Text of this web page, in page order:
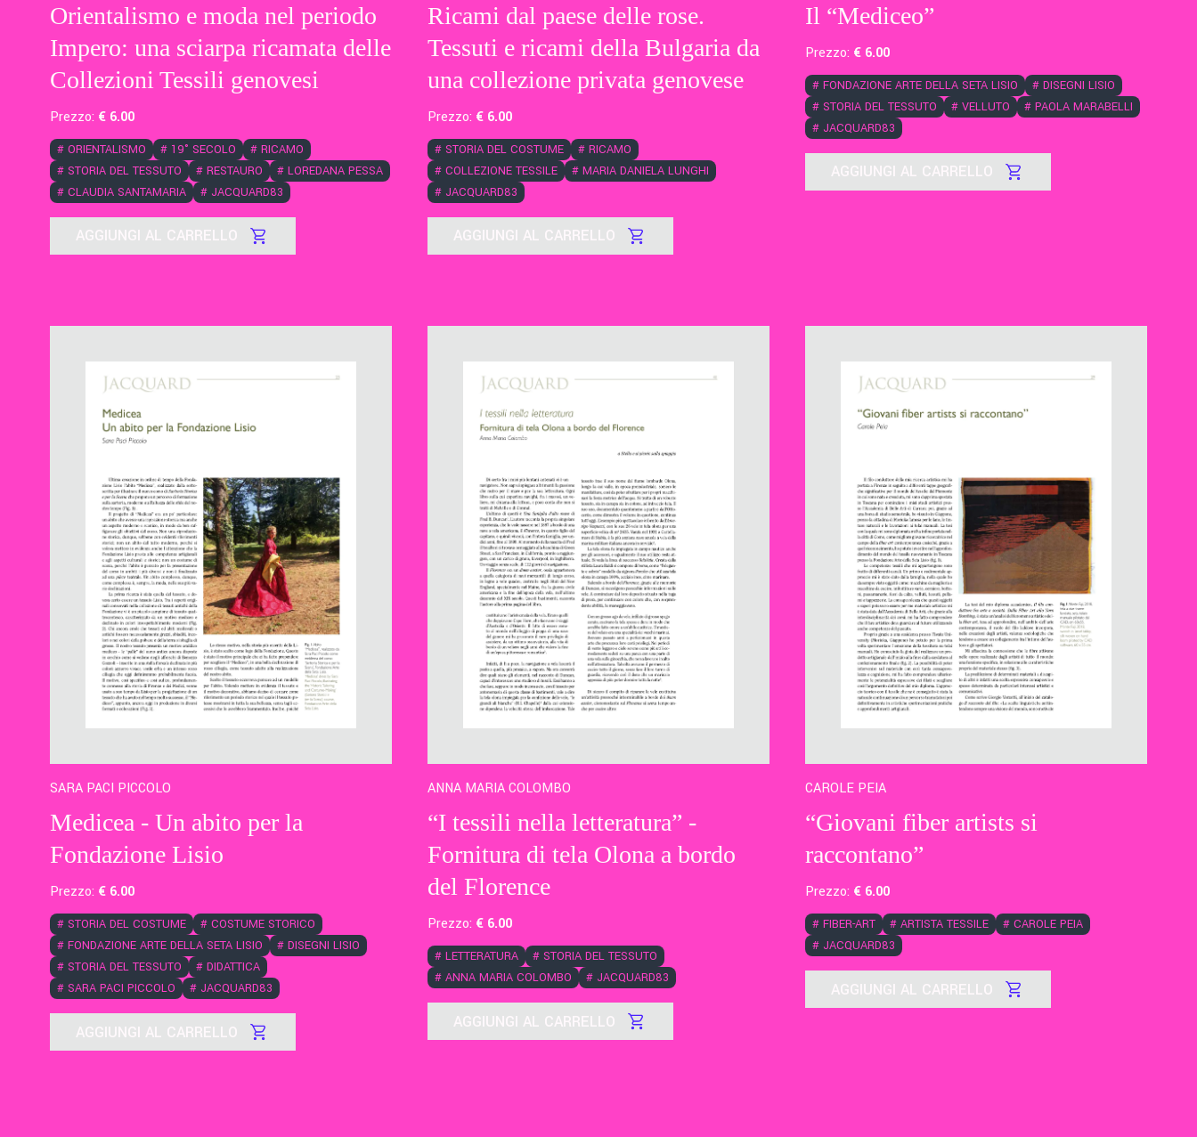
Orientalismo e moda nel periodo
Impero: una sciarpa ricamata delle
Collezioni Tessili genovesi
Prezzo: € 6.00
# ORIENTALISMO # 19° SECOLO # RICAMO
# STORIA DEL TESSUTO # RESTAURO # LOREDANA PESSA
# CLAUDIA SANTAMARIA # JACQUARD83
AGGIUNGI AL CARRELLO
Ricami dal paese delle rose.
Tessuti e ricami della Bulgaria da
una collezione privata genovese
Prezzo: € 6.00
# STORIA DEL COSTUME # RICAMO
# COLLEZIONE TESSILE # MARIA DANIELA LUNGHI
# JACQUARD83
AGGIUNGI AL CARRELLO
Il “Mediceo”
Prezzo: € 6.00
# FONDAZIONE ARTE DELLA SETA LISIO # DISEGNI LISIO
# STORIA DEL TESSUTO # VELLUTO # PAOLA MARABELLI
# JACQUARD83
AGGIUNGI AL CARRELLO
SARA PACI PICCOLO
Medicea - Un abito per la
Fondazione Lisio
Prezzo: € 6.00
# STORIA DEL COSTUME # COSTUME STORICO
# FONDAZIONE ARTE DELLA SETA LISIO # DISEGNI LISIO
# STORIA DEL TESSUTO # DIDATTICA
# SARA PACI PICCOLO # JACQUARD83
AGGIUNGI AL CARRELLO
ANNA MARIA COLOMBO
“I tessili nella letteratura” -
Fornitura di tela Olona a bordo
del Florence
Prezzo: € 6.00
# LETTERATURA # STORIA DEL TESSUTO
# ANNA MARIA COLOMBO # JACQUARD83
AGGIUNGI AL CARRELLO
CAROLE PEIA
“Giovani fiber artists si
raccontano”
Prezzo: € 6.00
# FIBER-ART # ARTISTA TESSILE # CAROLE PEIA
# JACQUARD83
AGGIUNGI AL CARRELLO